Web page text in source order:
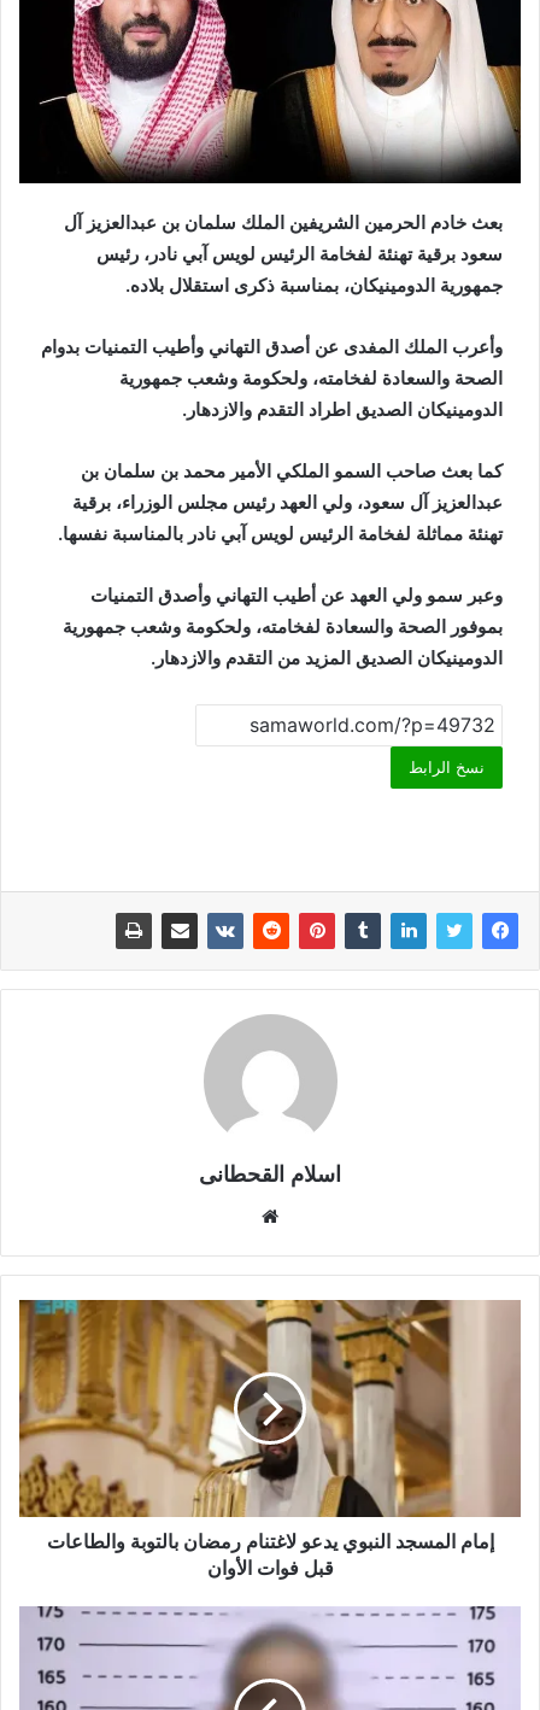
بعث خادم الحرمين الشريفين الملك سلمان بن عبدالعزيز آل
سعود برقية تهنئة لفخامة الرئيس لويس آبي نادر، رئيس
جمهورية الدومينيكان، بمناسبة ذكرى استقلال بلاده.
وأعرب الملك المفدى عن أصدق التهاني وأطيب التمنيات بدوام
الصحة والسعادة لفخامته، ولحكومة وشعب جمهورية
الدومينيكان الصديق اطراد التقدم والازدهار.
كما بعث صاحب السمو الملكي الأمير محمد بن سلمان بن
عبدالعزيز آل سعود، ولي العهد رئيس مجلس الوزراء، برقية
تهنئة مماثلة لفخامة الرئيس لويس آبي نادر بالمناسبة نفسها.
وعبر سمو ولي العهد عن أطيب التهاني وأصدق التمنيات
بموفور الصحة والسعادة لفخامته، ولحكومة وشعب جمهورية
الدومينيكان الصديق المزيد من التقدم والازدهار.
نسخ الرابط
اسلام القحطانى
ق
ع
ا
و
ي
ب
إمام المسجد النبوي يدعو لاغتنام رمضان بالتوبة والطاعات
قبل فوات الأوان